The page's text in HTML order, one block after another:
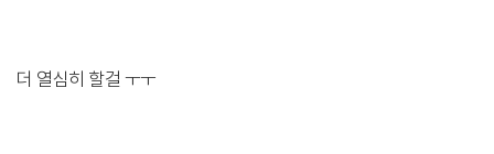
더 열심히 할걸 ㅜㅜ